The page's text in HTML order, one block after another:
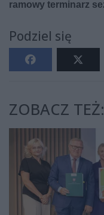
Podziel się
ZOBACZ TEŻ: